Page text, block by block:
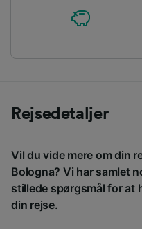
Rejsedetaljer
Vil du vide mere om din
Bologna? Vi har samlet
stillede spørgsmål for
din rejse.